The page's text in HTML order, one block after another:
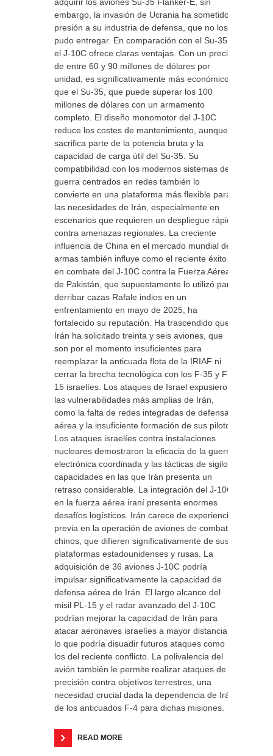
embargo, la invasión de Ucrania ha sometido a
presión a su industria de defensa, que no los
pudo entregar. En comparación con el Su-35,
el J-10C ofrece claras ventajas. Con un precio
de entre 60 y 90 millones de dólares por
unidad, es significativamente más económico
que el Su-35, que puede superar los 100
millones de dólares con un armamento
completo. El diseño monomotor del J-10C
reduce los costes de mantenimiento, aunque
sacrifica parte de la potencia bruta y la
capacidad de carga útil del Su-35. Su
compatibilidad con los modernos sistemas de
guerra centrados en redes también lo
convierte en una plataforma más flexible para
las necesidades de Irán, especialmente en
escenarios que requieren un despliegue rápido
contra amenazas regionales. La creciente
influencia de China en el mercado mundial de
armas también influye como el reciente éxito
en combate del J-10C contra la Fuerza Aérea
de Pakistán, que supuestamente lo utilizó para
derribar cazas Rafale indios en un
enfrentamiento en mayo de 2025, ha
fortalecido su reputación. Ha trascendido que
Irán ha solicitado treinta y seis aviones, que
son por el momento insuficientes para
reemplazar la anticuada flota de la IRIAF ni
cerrar la brecha tecnológica con los F-35 y F-
15 israelíes. Los ataques de Israel expusieron
las vulnerabilidades más amplias de Irán,
como la falta de redes integradas de defensa
aérea y la insuficiente formación de sus pilotos.
Los ataques israelíes contra instalaciones
nucleares demostraron la eficacia de la guerra
electrónica coordinada y las tácticas de sigilo,
capacidades en las que Irán presenta un
retraso considerable. La integración del J-10C
en la fuerza aérea iraní presenta enormes
desafíos logísticos. Irán carece de experiencia
previa en la operación de aviones de combate
chinos, que difieren significativamente de sus
plataformas estadounidenses y rusas. La
adquisición de 36 aviones J-10C podría
impulsar significativamente la capacidad de
defensa aérea de Irán. El largo alcance del
misil PL-15 y el radar avanzado del J-10C
podrían mejorar la capacidad de Irán para
atacar aeronaves israelíes a mayor distancia,
lo que podría disuadir futuros ataques como
los del reciente conflicto. La polivalencia del
avión también le permite realizar ataques de
precisión contra objetivos terrestres, una
necesidad crucial dada la dependencia de Irán
de los anticuados F-4 para dichas misiones.
READ MORE